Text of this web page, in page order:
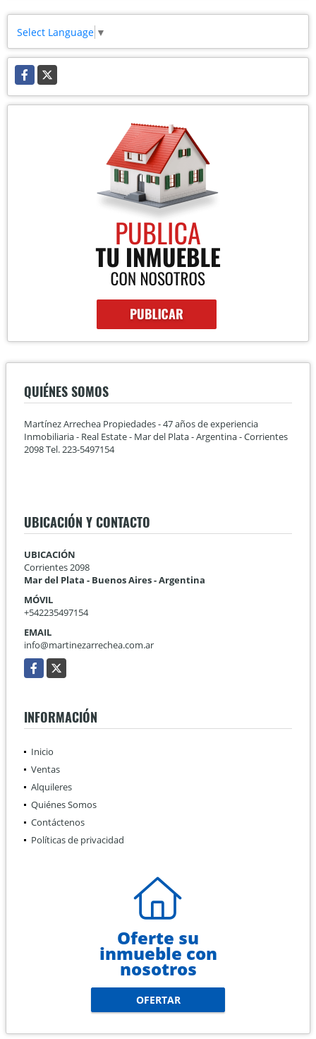
Select Language ▼
Facebook
X
QUIÉNES SOMOS
Martínez Arrechea Propiedades - 47 años de experiencia
Inmobiliaria - Real Estate - Mar del Plata - Argentina - Corrientes
2098 Tel. 223-5497154
UBICACIÓN Y CONTACTO
UBICACIÓN
Corrientes 2098
Mar del Plata - Buenos Aires - Argentina
MÓVIL
+542235497154
EMAIL
info@martinezarrechea.com.ar
Facebook
X
INFORMACIÓN
Inicio
Ventas
Alquileres
Quiénes Somos
Contáctenos
Políticas de privacidad
Oferte su
inmueble con
nosotros
OFERTAR